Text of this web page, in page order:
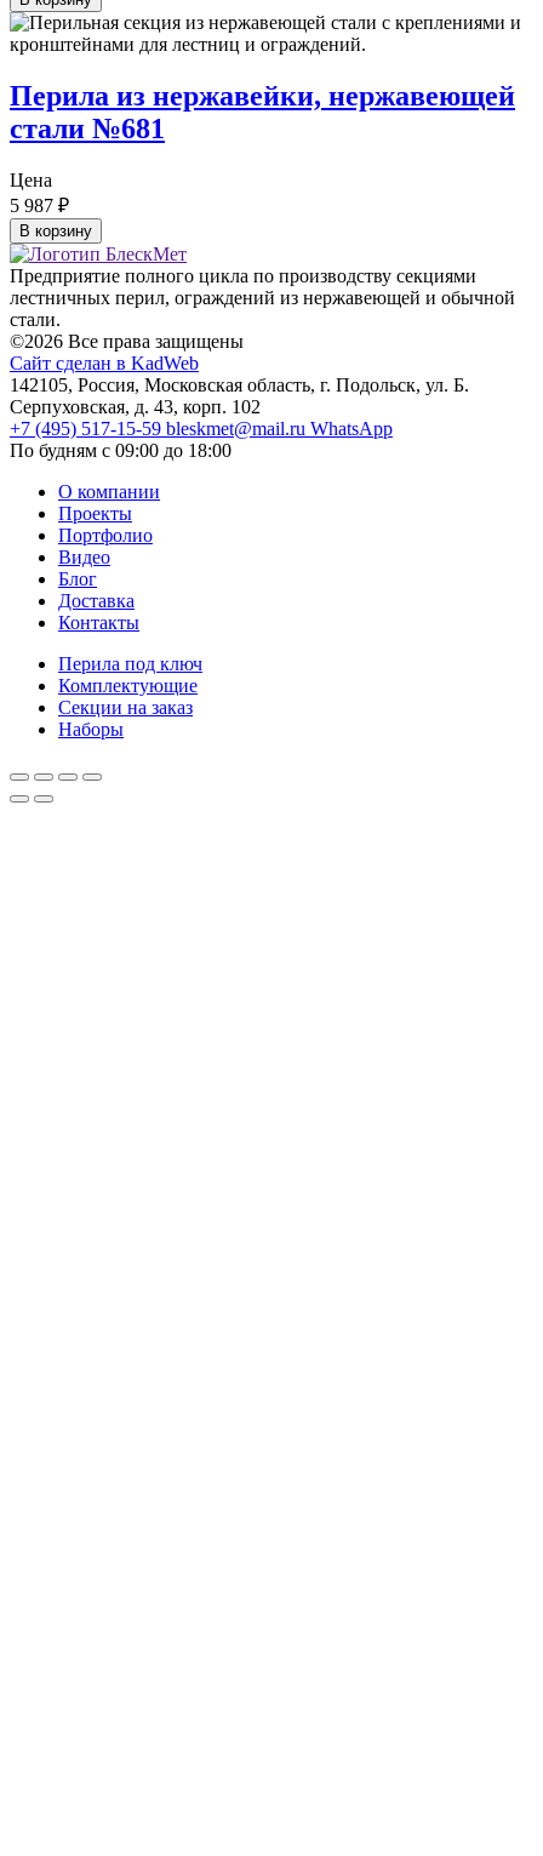
Перила из нержавейки, нержавеющей
стали №681
Цена
5 987 ₽
В корзину
Предприятие полного цикла по производству секциями
лестничных перил, ограждений из нержавеющей и обычной
стали.
©2026 Все права защищены
Сайт сделан в KadWeb
142105, Россия, Московская область, г. Подольск, ул. Б.
Серпуховская, д. 43, корп. 102
+7 (495) 517-15-59 bleskmet@mail.ru WhatsApp
По будням с 09:00 до 18:00
О компании
Проекты
Портфолио
Видео
Блог
Доставка
Контакты
Перила под ключ
Комплектующие
Секции на заказ
Наборы